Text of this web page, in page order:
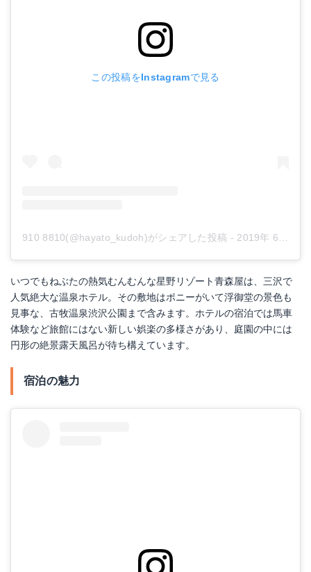
この投稿をInstagramで見る
910 8810(@hayato_kudoh)がシェアした投稿 - 2019年 6月月30日午前5時09分PDT
いつでもねぶたの熱気むんむんな星野リゾート青森屋は、三沢で
人気絶大な温泉ホテル。その敷地はポニーがいて浮御堂の景色も
見事な、古牧温泉渋沢公園まで含みます。ホテルの宿泊では馬車
体験など旅館にはない新しい娯楽の多様さがあり、庭園の中には
円形の絶景露天風呂が待ち構えています。
宿泊の魅力